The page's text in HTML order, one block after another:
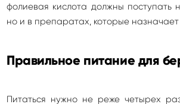
фолиевая кислота должны поступать
но и в препаратах, которые
Правильное питание для
Питаться нужно не реже четырех